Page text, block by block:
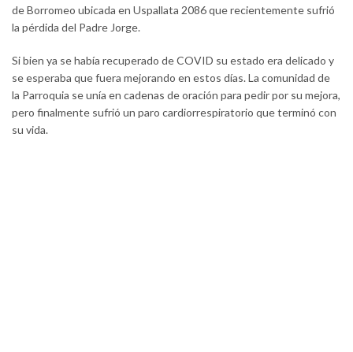
de Borromeo ubicada en Uspallata 2086 que recientemente sufrió
la pérdida del Padre Jorge.
Si bien ya se había recuperado de COVID su estado era delicado y
se esperaba que fuera mejorando en estos días. La comunidad de
la Parroquia se unía en cadenas de oración para pedir por su mejora,
pero finalmente sufrió un paro cardiorrespiratorio que terminó con
su vida.